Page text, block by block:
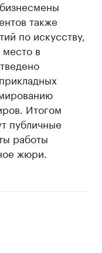
также
по искусству,
в
Итогом
публичные
работы
жюри.